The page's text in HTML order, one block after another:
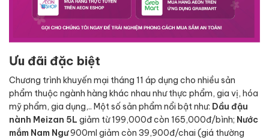
Ưu đãi đặc biệt
Chương trình khuyến mại tháng 11 áp dụng cho nhiều sản
phẩm thuộc ngành hàng khác nhau như thực phẩm, gia vị, hóa
mỹ phẩm, gia dụng,.. Một số sản phẩm nổi bật như: Dầu đậu
nành Meizan 5L giảm từ 199,000đ còn 165,000đ/bình; Nước
mắm Nam Ngư900ml giảm còn 39,900đ/chai (giá thường